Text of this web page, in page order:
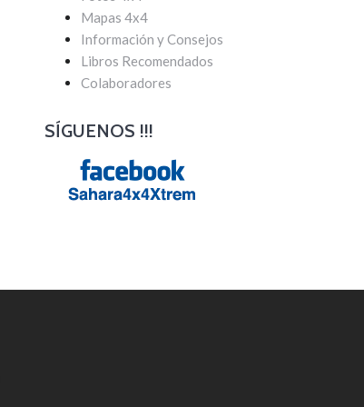
Mapas 4x4
Información y Consejos
Libros Recomendados
Colaboradores
SÍGUENOS !!!